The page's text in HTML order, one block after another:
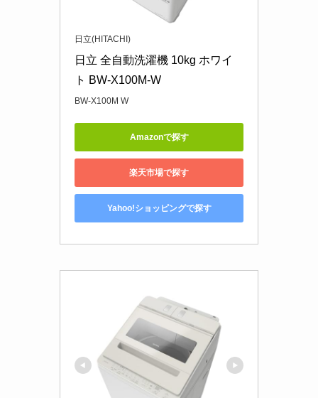
日立(HITACHI)
日立 全自動洗濯機 10kg ホワイ
ト BW-X100M-W
BW-X100M W
Amazonで探す
楽天市場で探す
Yahoo!ショッピングで探す